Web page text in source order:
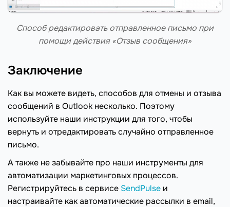
Способ редактировать отправленное письмо при
помощи действия «Отзыв сообщения»
Заключение
Как вы можете видеть, способов для отмены и отзыва
сообщений в Outlook несколько. Поэтому
используйте наши инструкции для того, чтобы
вернуть и отредактировать случайно отправленное
письмо.
А также не забывайте про наши инструменты для
автоматизации маркетинговых процессов.
Регистрируйтесь в сервисе SendPulse и
настраивайте как автоматические рассылки в email,